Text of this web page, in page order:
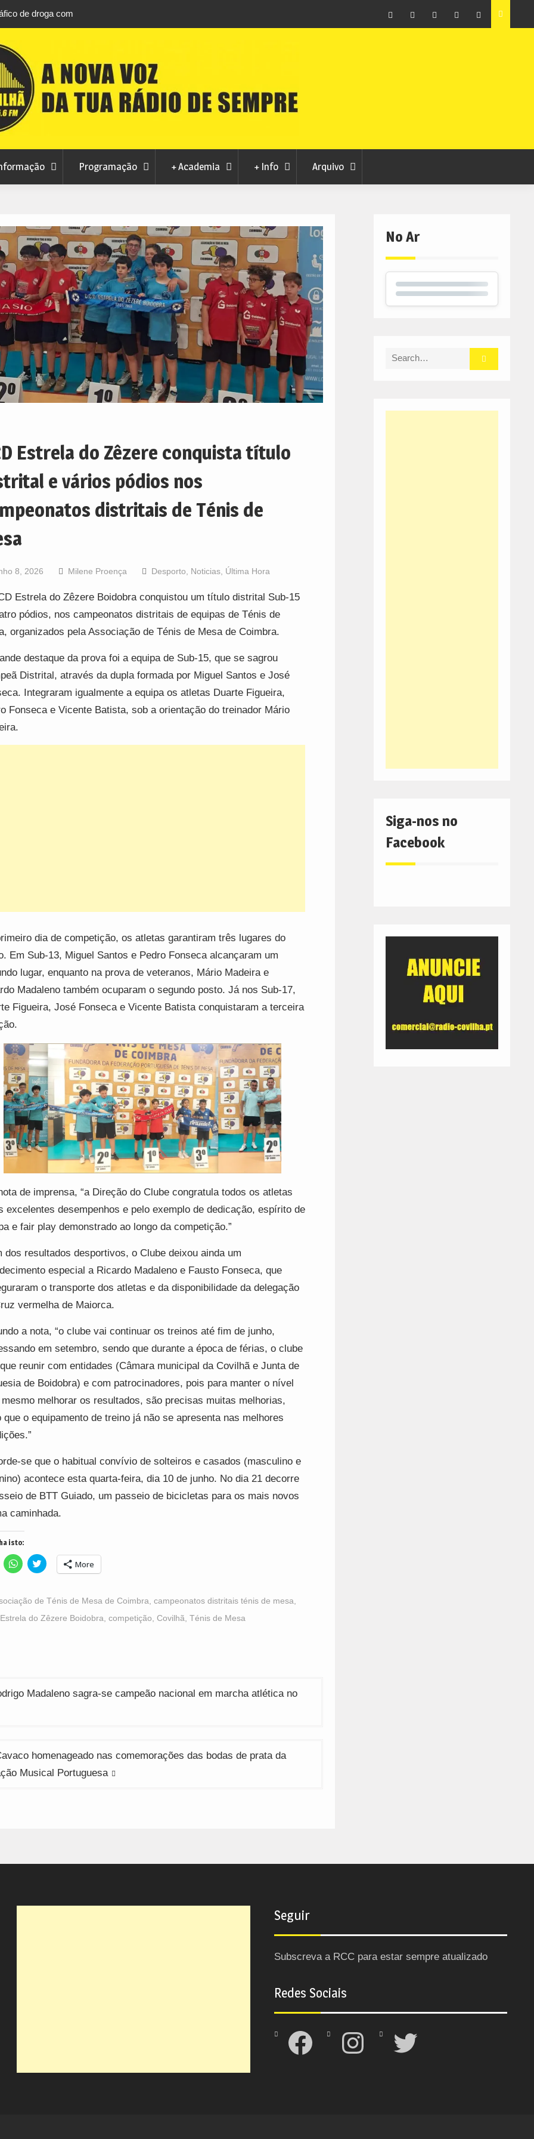
de droga com
fluvial este fim de semana
Município de Belmonte alerta para tentativa de fraude
em nome da autarquia
Programação + Academia + Info Arquivo
Estrela do Zêzere conquista título
e vários pódios nos
distritais de Ténis de
8, 2026 Milene Proença Desporto, Noticias, Última Hora
Estrela do Zêzere Boidobra conquistou um título distrital Sub-15
pódios, nos campeonatos distritais de equipas de Ténis de
organizados pela Associação de Ténis de Mesa de Coimbra.
destaque da prova foi a equipa de Sub-15, que se sagrou
Distrital, através da dupla formada por Miguel Santos e José
Integraram igualmente a equipa os atletas Duarte Figueira,
Fonseca e Vicente Batista, sob a orientação do treinador Mário
dia de competição, os atletas garantiram três lugares do
Em Sub-13, Miguel Santos e Pedro Fonseca alcançaram um
lugar, enquanto na prova de veteranos, Mário Madeira e
Madaleno também ocuparam o segundo posto. Já nos Sub-17,
Figueira, José Fonseca e Vicente Batista conquistaram a terceira
de imprensa, “a Direção do Clube congratula todos os atletas
excelentes desempenhos e pelo exemplo de dedicação, espírito de
e fair play demonstrado ao longo da competição.”
dos resultados desportivos, o Clube deixou ainda um
especial a Ricardo Madaleno e Fausto Fonseca, que
o transporte dos atletas e da disponibilidade da delegação
vermelha de Maiorca.
a nota, “o clube vai continuar os treinos até fim de junho,
em setembro, sendo que durante a época de férias, o clube
reunir com entidades (Câmara municipal da Covilhã e Junta de
de Boidobra) e com patrocinadores, pois para manter o nível
melhorar os resultados, são precisas muitas melhorias,
que o equipamento de treino já não se apresenta nas melhores
se que o habitual convívio de solteiros e casados (masculino e
acontece esta quarta-feira, dia 10 de junho. No dia 21 decorre
de BTT Guiado, um passeio de bicicletas para os mais novos
caminhada.
isto:
Click
to
(Opens
in
new
window)
Click
to
share
(Opens
new
window)
More
de Ténis de Mesa de Coimbra campeonatos distritais ténis de mesa
do Zêzere Boidobra competição Covilhã Ténis de Mesa
Madaleno sagra-se campeão nacional em marcha atlética no
homenageado nas comemorações das bodas de prata da
Musical Portuguesa
No Ar
Search
Siga-nos no
Facebook
Seguir
Subscreva a RCC para estar sempre atualizado
Redes Sociais
Facebook Instagram Twitter